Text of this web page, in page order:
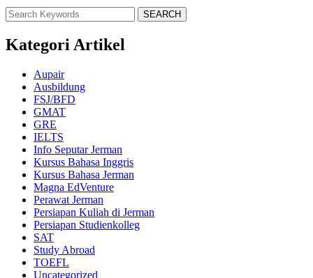
SEARCH
Kategori Artikel
Aupair
Ausbildung
FSJ/BFD
GMAT
GRE
IELTS
Info Seputar Jerman
Kursus Bahasa Inggris
Kursus Bahasa Jerman
Magna EdVenture
Perawat Jerman
Persiapan Kuliah di Jerman
Persiapan Studienkolleg
SAT
Study Abroad
TOEFL
Uncategorized